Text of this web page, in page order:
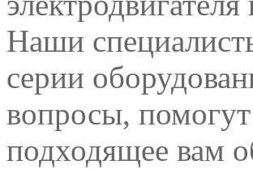
Наши
серии
вопросы, помогут
подходящее вам